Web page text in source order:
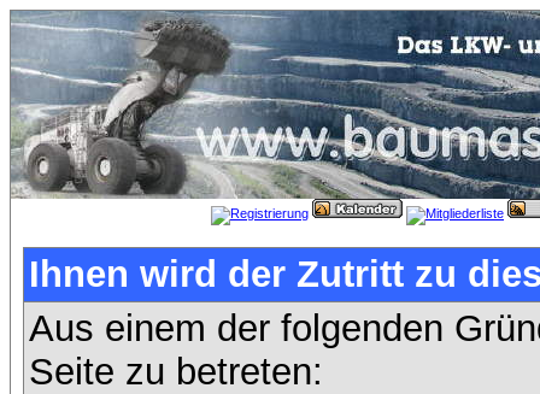
Ihnen wird der Zutritt zu
Aus einem der folgenden
Seite zu betreten: